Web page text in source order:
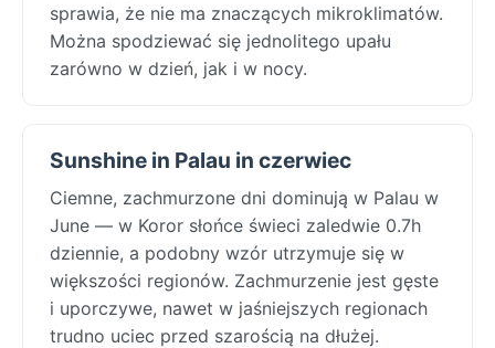
sprawia, że nie ma znaczących mikroklimatów.
Można spodziewać się jednolitego upału
zarówno w dzień, jak i w nocy.
Sunshine in Palau in czerwiec
Ciemne, zachmurzone dni dominują w Palau w
June — w Koror słońce świeci zaledwie 0.7h
dziennie, a podobny wzór utrzymuje się w
większości regionów. Zachmurzenie jest gęste
i uporczywe, nawet w jaśniejszych regionach
trudno uciec przed szarością na dłużej.